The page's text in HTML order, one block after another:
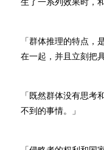
「群体推理的特点，
在一起，并且立刻把
「既然群体没有思考
不到的事情。」